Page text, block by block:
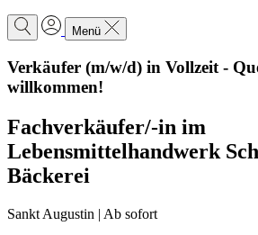
Menü
Verkäufer (m/w/d) in Vollzeit -
willkommen!
Fachverkäufer/-in im
Lebensmittelhandwerk
Bäckerei
Sankt Augustin | Ab sofort